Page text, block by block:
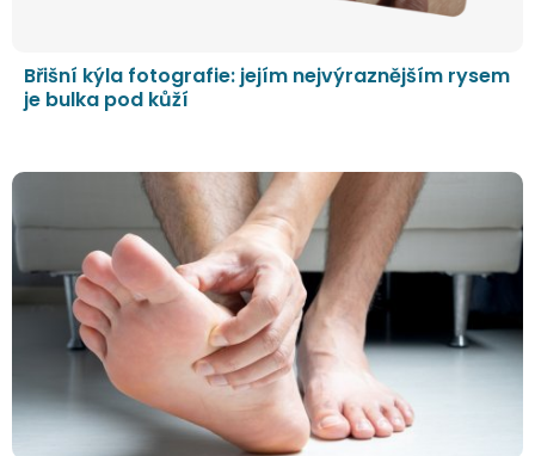
Břišní kýla fotografie: jejím nejvýraznějším rysem
je bulka pod kůží